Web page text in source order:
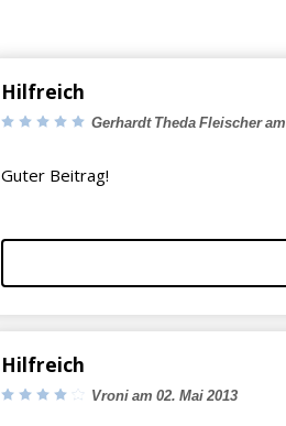
Hilfreich
Gerhardt Theda Fleischer
Guter Beitrag!
Hilfreich
Vroni am 02. Mai 2013